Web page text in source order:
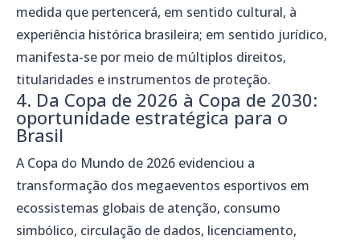
medida que pertencerá, em sentido cultural, à
experiência histórica brasileira; em sentido jurídico,
manifesta-se por meio de múltiplos direitos,
titularidades e instrumentos de proteção.
4. Da Copa de 2026 à Copa de 2030:
oportunidade estratégica para o
Brasil
A Copa do Mundo de 2026 evidenciou a
transformação dos megaeventos esportivos em
ecossistemas globais de atenção, consumo
simbólico, circulação de dados, licenciamento,